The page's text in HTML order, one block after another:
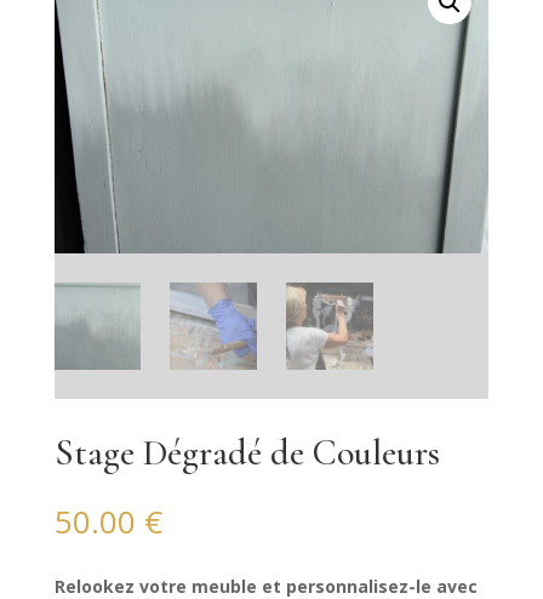
Stage Dégradé de Couleurs
50.00 €
Relookez votre meuble et personnalisez-le avec